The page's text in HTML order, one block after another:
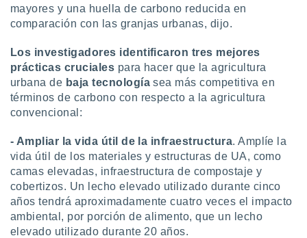
mayores y una huella de carbono reducida en
comparación con las granjas urbanas, dijo.
Los investigadores identificaron tres mejores
prácticas cruciales para hacer que la agricultura
urbana de baja tecnología sea más competitiva en
términos de carbono con respecto a la agricultura
convencional:
- Ampliar la vida útil de la infraestructura. Amplíe la
vida útil de los materiales y estructuras de UA, como
camas elevadas, infraestructura de compostaje y
cobertizos. Un lecho elevado utilizado durante cinco
años tendrá aproximadamente cuatro veces el impacto
ambiental, por porción de alimento, que un lecho
elevado utilizado durante 20 años.